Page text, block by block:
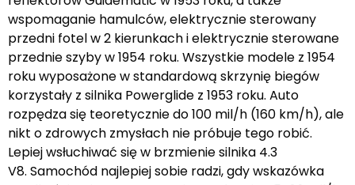
wspomaganie hamulców, elektrycznie sterowany
przedni fotel w 2 kierunkach i elektrycznie sterowane
przednie szyby w 1954 roku. Wszystkie modele z 1954
roku wyposażone w standardową skrzynię biegów
korzystały z silnika Powerglide z 1953 roku. Auto
rozpędza się teoretycznie do 100 mil/h (160 km/h), ale
nikt o zdrowych zmysłach nie próbuje tego robić.
Lepiej wsłuchiwać się w brzmienie silnika 4.3
V8. Samochód najlepiej sobie radzi, gdy wskazówka